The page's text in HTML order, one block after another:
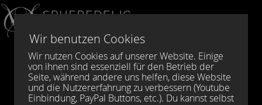
Sprache auswählen
Willkommen bei Spheredelic,
dem Netlabel für Ambient,
Wir benutzen Cookies
Wir nutzen Cookies auf unserer Website. Einige
von ihnen sind essenziell für den Betrieb der
Seite, während andere uns helfen, diese Website
und die Nutzererfahrung zu verbessern (Youtube
Einbindung, PayPal Buttons, etc.). Du kannst selbst